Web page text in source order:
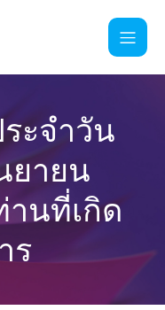
ะจำวัน
ยายน
นที่เกิด
ร